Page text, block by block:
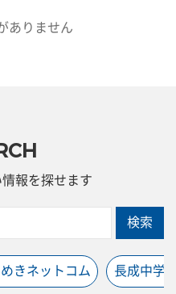
ありません
報を探せます
検索
きネットコム 長成中学